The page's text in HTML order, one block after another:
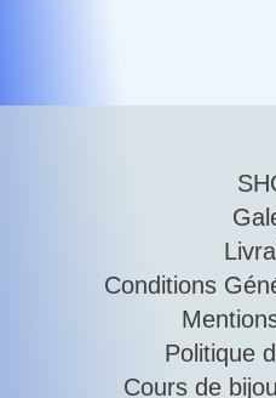
Conditions
Politique
Cours de